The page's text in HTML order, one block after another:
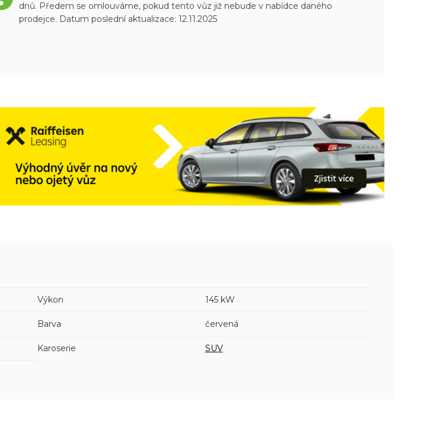
dnů. Předem se omlouváme, pokud tento vůz již nebude v nabídce daného
prodejce. Datum poslední aktualizace: 12.11.2025
Výkon 145 kW
Barva červená
Karoserie SUV